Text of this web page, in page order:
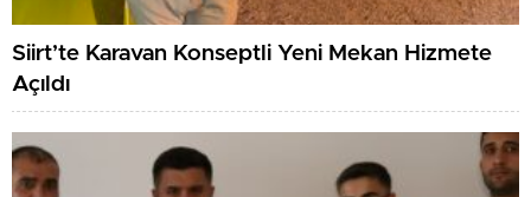
Siirt’te Karavan Konseptli Yeni Mekan Hizmete
Açıldı